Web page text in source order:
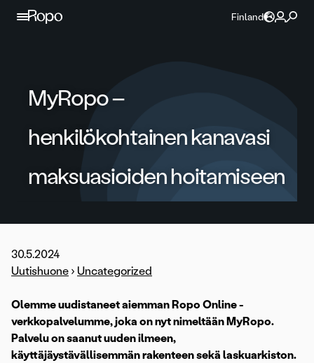
Jatka sisältöön
Finland
MyRopo –
henkilökohtainen kanavasi
maksuasioiden hoitamiseen
30.5.2024
Uutishuone › Uncategorized
Olemme uudistaneet aiemman Ropo Online -
verkkopalvelumme, joka on nyt nimeltään MyRopo.
Palvelu on saanut uuden ilmeen,
käyttäjäystävällisemmän rakenteen sekä laskuarkiston.